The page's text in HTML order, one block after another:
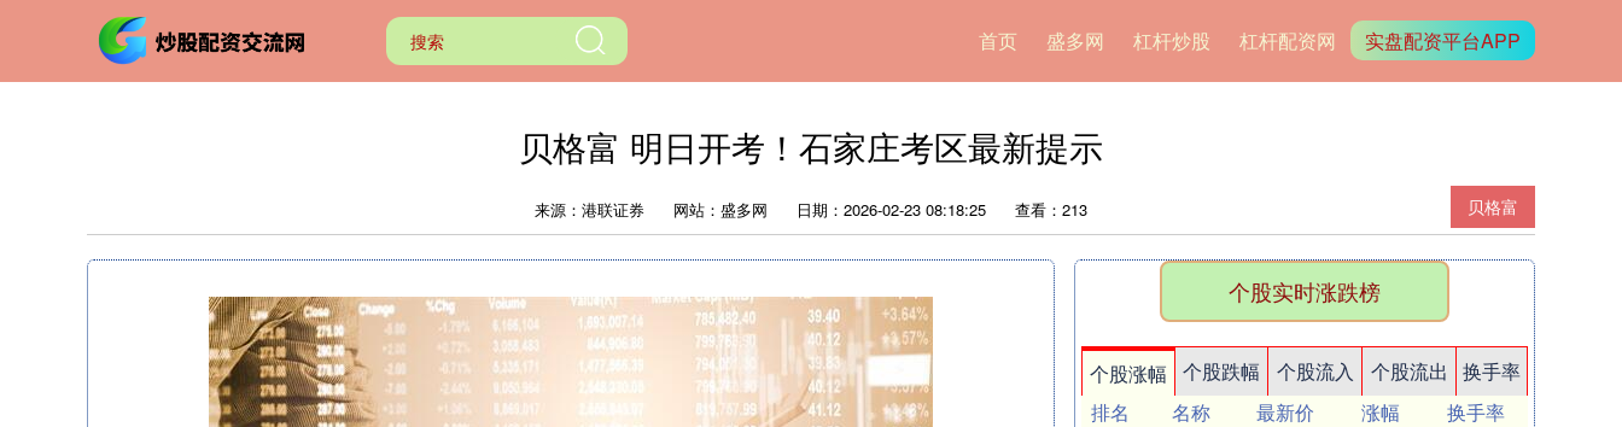
首页 盛多网 杠杆炒股 杠杆配资网 实盘配资平台APP
贝格富 明日开考！石家庄考区最新提示
贝格富
来源：港联证券 网站：盛多网 日期：2026-02-23 08:18:25 查看：213
个股实时涨跌榜
个股涨幅 个股跌幅 个股流入 个股流出
换手率
排名
名称 最新价 涨幅
换手率